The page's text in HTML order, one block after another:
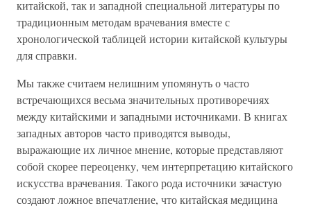
китайской, так и западной специальной литературы по
традиционным методам врачевания вместе с
хронологической таблицей истории китайской культуры
для справки.
Мы также считаем нелишним упомянуть о часто
встречающихся весьма значительных противоречиях
между китайскими и западными источниками. В книгах
западных авторов часто приводятся выводы,
выражающие их личное мнение, которые представляют
собой скорее переоценку, чем интерпретацию китайского
искусства врачевания. Такого рода источники зачастую
создают ложное впечатление, что китайская медицина